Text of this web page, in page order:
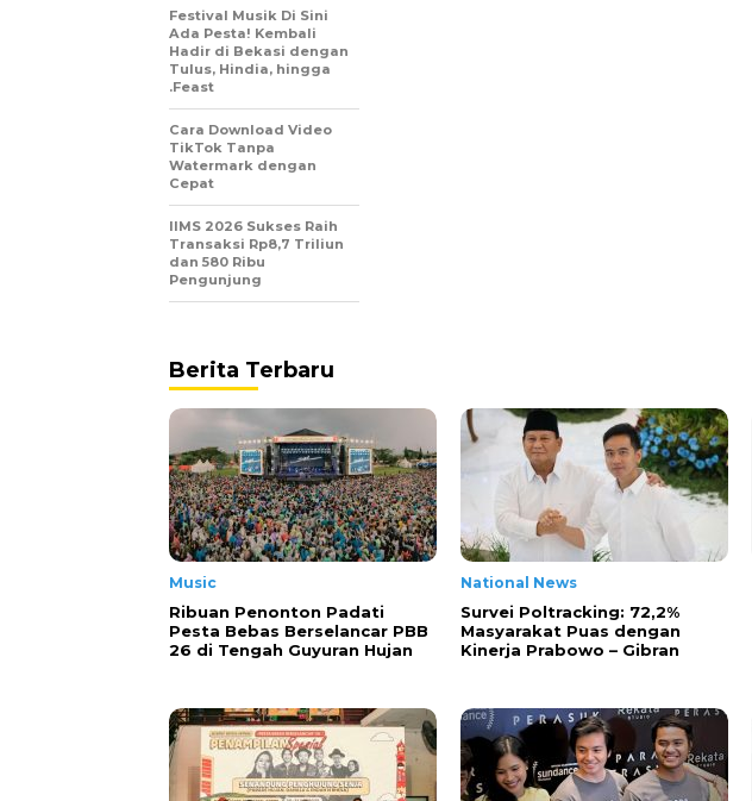
Festival Musik Di Sini
Ada Pesta! Kembali
Hadir di Bekasi dengan
Tulus, Hindia, hingga
.Feast
Cara Download Video
TikTok Tanpa
Watermark dengan
Cepat
IIMS 2026 Sukses Raih
Transaksi Rp8,7 Triliun
dan 580 Ribu
Pengunjung
Berita Terbaru
Music
Ribuan Penonton Padati
Pesta Bebas Berselancar PBB
26 di Tengah Guyuran Hujan
National News
Survei Poltracking: 72,2%
Masyarakat Puas dengan
Kinerja Prabowo – Gibran